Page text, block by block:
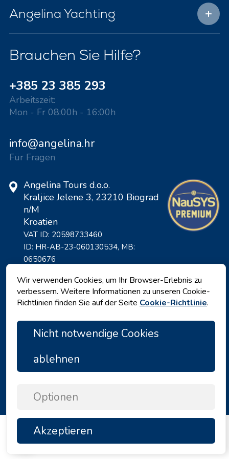
Angelina Yachting
Brauchen Sie Hilfe?
+385 23 385 293
Arbeitszeit:
Mon - Fr 08:00h - 16:00h
info@angelina.hr
Für Fragen
Angelina Tours d.o.o.
Kraljice Jelene 3, 23210 Biograd
n/M
Kroatien
VAT ID: 20598733460
ID: HR-AB-23-060130534, MB:
0650676
Copyright © 2026 by Angelina Tours d.o.o.
Wir verwenden Cookies, um Ihr Browser-Erlebnis zu
verbessern. Weitere Informationen zu unseren Cookie-
Richtlinien finden Sie auf der Seite Cookie-Richtlinie.
Nicht notwendige Cookies
ablehnen
Optionen
Akzeptieren